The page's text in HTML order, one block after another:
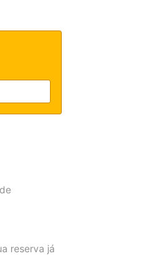
reserva já